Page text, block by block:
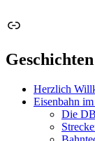
Link
Herzlich
Eisenbahn
Die